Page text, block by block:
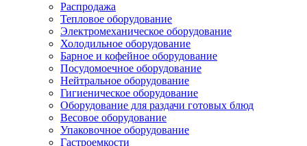
Распродажа
Тепловое оборудование
Электромеханическое оборудование
Холодильное оборудование
Барное и кофейное оборудование
Посудомоечное оборудование
Нейтральное оборудование
Гигиеническое оборудование
Оборудование для раздачи готовых блюд
Весовое оборудование
Упаковочное оборудование
Гастроемкости